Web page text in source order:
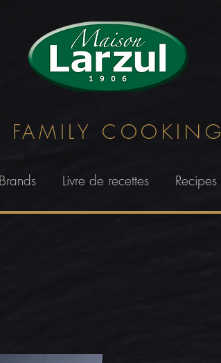
FAMILY COOKING
Brands Livre de recettes Recipes